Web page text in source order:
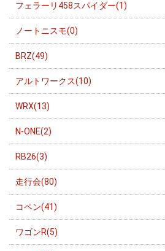
フェラーリ458スパイダー(1)
ノートニスモ(0)
BRZ(49)
アルトワークス(10)
WRX(13)
N-ONE(2)
RB26(3)
走行会(80)
コペン(41)
ワゴンR(5)